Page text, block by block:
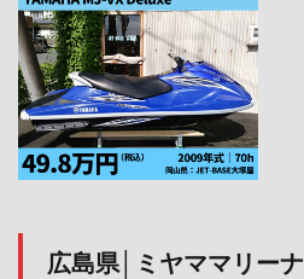
広島県│ミヤママリーナ